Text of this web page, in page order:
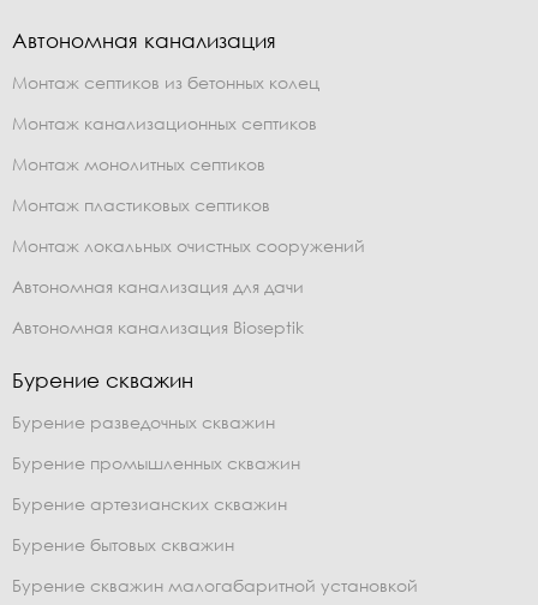
Автономная канализация
Монтаж септиков из бетонных колец
Монтаж канализационных септиков
Монтаж монолитных септиков
Монтаж пластиковых септиков
Монтаж локальных очистных сооружений
Автономная канализация для дачи
Автономная канализация Bioseptik
Бурение скважин
Бурение разведочных скважин
Бурение промышленных скважин
Бурение артезианских скважин
Бурение бытовых скважин
Бурение скважин малогабаритной установкой